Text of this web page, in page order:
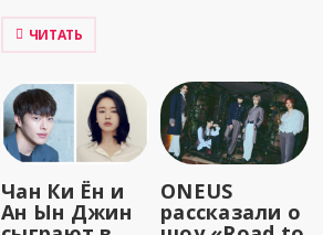
ЧИТАТЬ
Чан Ки Ён и
Ан Ын Джин
ONEUS
рассказали о